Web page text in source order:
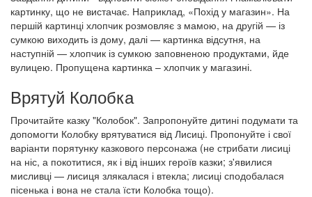
картинку, що не вистачає. Наприклад, «Похід у магазин». На
першій картинці хлопчик розмовляє з мамою, на другій — із
сумкою виходить із дому, далі — картинка відсутня, на
наступній — хлопчик із сумкою заповненою продуктами, йде
вулицею. Пропущена картинка – хлопчик у магазині.
Врятуй Колобка
Прочитайте казку "Колобок". Запропонуйте дитині подумати та
допомогти Колобку врятуватися від Лисиці. Пропонуйте і свої
варіанти порятунку казкового персонажа (не стрибати лисиці
на ніс, а покотитися, як і від інших героїв казки; з'явилися
мисливці — лисиця злякалася і втекла; лисиці сподобалася
пісенька і вона не стала їсти Колобка тощо).